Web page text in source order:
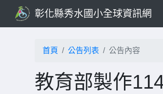
彰化縣秀水國小全球資訊網
首頁 公告列表 公告內容
教育部製作